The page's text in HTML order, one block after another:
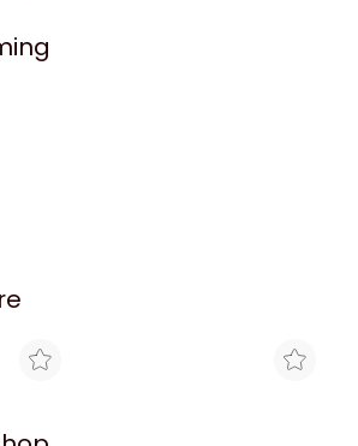
similares